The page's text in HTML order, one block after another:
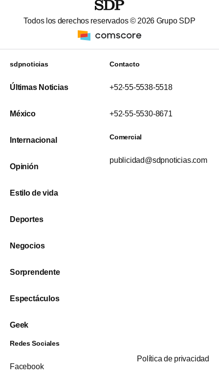
Todos los derechos reservados © 2026 Grupo SDP
sdpnoticias
Últimas Noticias
México
Internacional
Opinión
Estilo de vida
Deportes
Negocios
Sorprendente
Espectáculos
Geek
Contacto
+52-55-5538-5518
+52-55-5530-8671
Comercial
publicidad@sdpnoticias.com
Redes Sociales
Facebook
Política de privacidad